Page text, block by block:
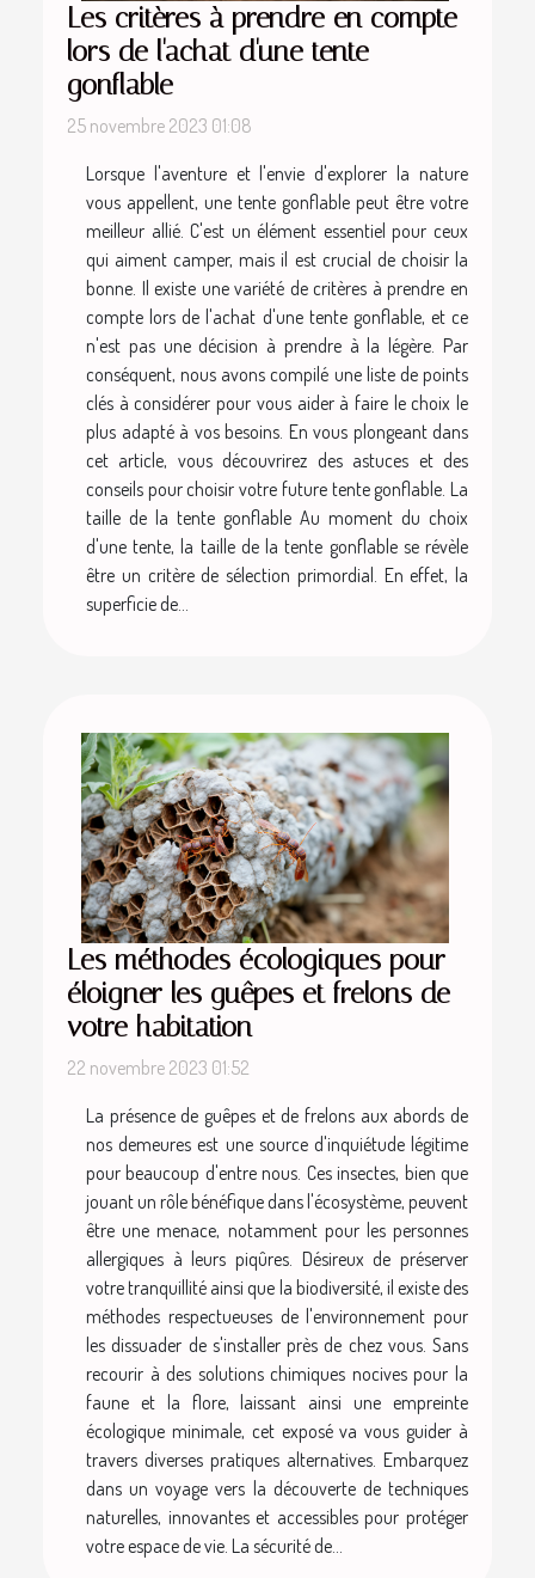
Les critères à prendre en compte
lors de l'achat d'une tente
gonflable
25 novembre 2023 01:08
Lorsque l'aventure et l'envie d'explorer la nature
vous appellent, une tente gonflable peut être votre
meilleur allié. C'est un élément essentiel pour ceux
qui aiment camper, mais il est crucial de choisir la
bonne. Il existe une variété de critères à prendre en
compte lors de l'achat d'une tente gonflable, et ce
n'est pas une décision à prendre à la légère. Par
conséquent, nous avons compilé une liste de points
clés à considérer pour vous aider à faire le choix le
plus adapté à vos besoins. En vous plongeant dans
cet article, vous découvrirez des astuces et des
conseils pour choisir votre future tente gonflable. La
taille de la tente gonflable Au moment du choix
d'une tente, la taille de la tente gonflable se révèle
être un critère de sélection primordial. En effet, la
superficie de...
Les méthodes écologiques pour
éloigner les guêpes et frelons de
votre habitation
22 novembre 2023 01:52
La présence de guêpes et de frelons aux abords de
nos demeures est une source d'inquiétude légitime
pour beaucoup d'entre nous. Ces insectes, bien que
jouant un rôle bénéfique dans l'écosystème, peuvent
être une menace, notamment pour les personnes
allergiques à leurs piqûres. Désireux de préserver
votre tranquillité ainsi que la biodiversité, il existe des
méthodes respectueuses de l'environnement pour
les dissuader de s'installer près de chez vous. Sans
recourir à des solutions chimiques nocives pour la
faune et la flore, laissant ainsi une empreinte
écologique minimale, cet exposé va vous guider à
travers diverses pratiques alternatives. Embarquez
dans un voyage vers la découverte de techniques
naturelles, innovantes et accessibles pour protéger
votre espace de vie. La sécurité de...